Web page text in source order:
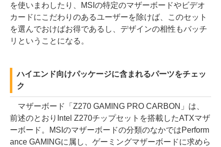
を使いまわしたり、MSIの特定のマザーボードやビデオ
カードにこだわりのあるユーザーを除けば、このセット
を選んでおけばお得であるし、デザインの相性もバッチ
リということになる。
ハイエンド向けパッケージに含まれるパーツをチェッ
ク
マザーボード「Z270 GAMING PRO CARBON」は、
前述のとおりIntel Z270チップセットを搭載したATXマザ
ーボード。MSIのマザーボードの分類のなかではPerform
ance GAMINGに属し、ゲーミングマザーボードに求めら